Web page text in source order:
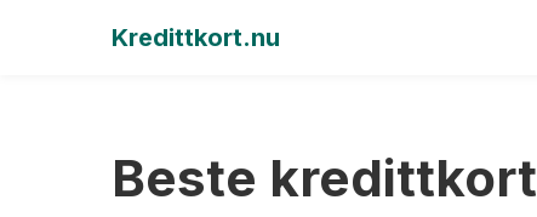
Kredittkort.nu
Beste